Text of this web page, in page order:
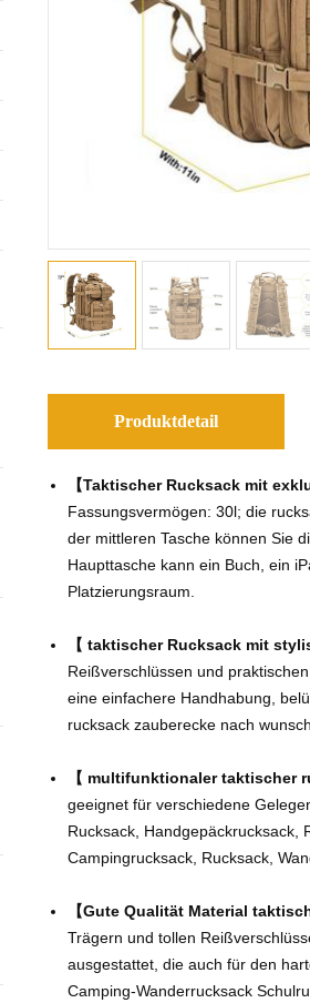
Produktdetail
【Taktischer Rucksack mit
Fassungsvermögen: 30l; die
der mittleren Tasche können Sie
Haupttasche kann ein Buch, ein
Platzierungsraum.
【 taktischer Rucksack mit
Reißverschlüssen und
eine einfachere Handhabung,
rucksack zauberecke nach
【 multifunktionaler taktischer
geeignet für verschiedene
Rucksack, Handgepäckrucksack,
Campingrucksack, Rucksack,
【Gute Qualität Material
Trägern und tollen
ausgestattet, die auch für den
Camping-Wanderrucksack